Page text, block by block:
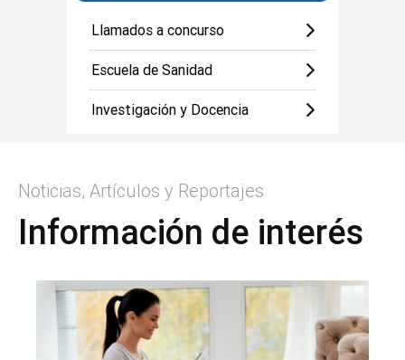
Llamados a concurso
Escuela de Sanidad
Investigación y Docencia
Noticias, Artículos y Reportajes
Información de interés